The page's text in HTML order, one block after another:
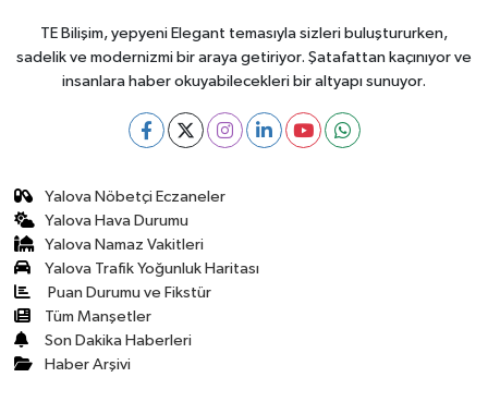
TE Bilişim, yepyeni Elegant temasıyla sizleri buluştururken,
sadelik ve modernizmi bir araya getiriyor. Şatafattan kaçınıyor ve
insanlara haber okuyabilecekleri bir altyapı sunuyor.
Yalova Nöbetçi Eczaneler
Yalova Hava Durumu
Yalova Namaz Vakitleri
Yalova Trafik Yoğunluk Haritası
Puan Durumu ve Fikstür
Tüm Manşetler
Son Dakika Haberleri
Haber Arşivi